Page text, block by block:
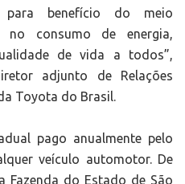
para benefício do meio
no consumo de energia,
de vida a todos”,
adjunto de Relações
Toyota do Brasil.
pago anualmente pelo
veículo automotor. De
Fazenda do Estado de São